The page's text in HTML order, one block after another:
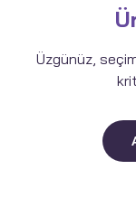
Üzgünüz,